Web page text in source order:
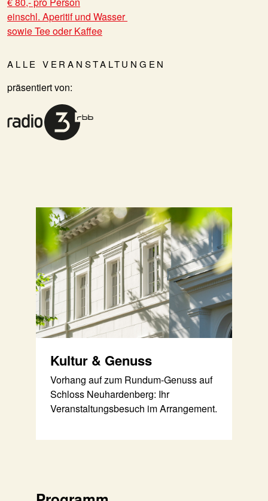
einschl. Aperitif und Wasser
sowie Tee oder Kaffee
ALLE VERANSTALTUNGEN
präsentiert von:
Kultur & Genuss
Vorhang auf zum Rundum-Genuss auf
Schloss Neuhardenberg: Ihr
Veranstaltungsbesuch im Arrangement.